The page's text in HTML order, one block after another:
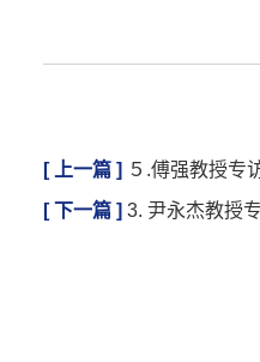
[ 上一篇 ] ５.傅强教授专访
[ 下一篇 ] 3. 尹永杰教授专访